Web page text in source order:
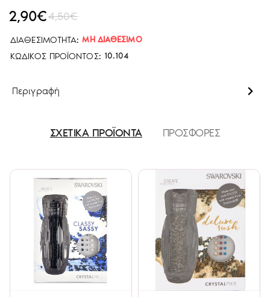
ΔΙΑΘΕΣΙΜΌΤΗΤΑ: ΜΗ ΔΙΑΘΈΣΙΜΟ
ΚΩΔΙΚΌΣ ΠΡΟΪΌΝΤΟΣ: 10.104
2,90€4,50€
Περιγραφή
ΣΧΕΤΙΚΑ ΠΡΟΪΟΝΤΑ ΠΡΟΣΦΟΡΕΣ